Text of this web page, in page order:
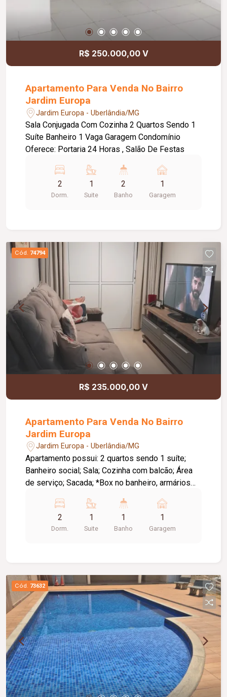
R$ 250.000,00 V
Apartamento Para Venda No Bairro
Jardim Europa
Jardim Europa - Uberlândia/MG
Sala Conjugada Com Cozinha 2 Quartos Sendo 1
Suíte Banheiro 1 Vaga Garagem Condomínio
Oferece: Portaria 24 Horas , Salão De Festas
2
Dorm.
1
Suite
2
Banho
1
Garagem
Cód. 74794
R$ 235.000,00 V
Apartamento Para Venda No Bairro
Jardim Europa
Jardim Europa - Uberlândia/MG
Apartamento possui: 2 quartos sendo 1 suíte;
Banheiro social; Sala; Cozinha com balcão; Área
de serviço; Sacada; *Box no banheiro, armários
2
Dorm.
1
Suite
1
Banho
1
Garagem
Cód. 73632